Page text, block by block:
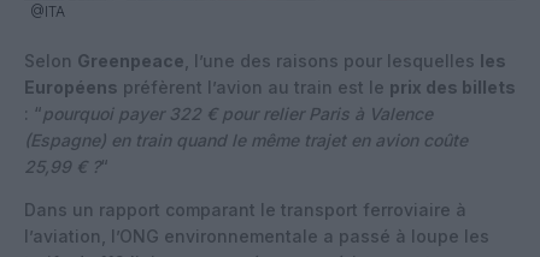
@ITA
Selon Greenpeace , l’une des raisons pour lesquelles les
Européens préfèrent l’avion au train est le prix des billets
: “pourquoi payer 322 € pour relier Paris à Valence
(Espagne) en train quand le même trajet en avion coûte
25,99 € ?“
Dans un rapport comparant le transport ferroviaire à
l’aviation, l’ONG environnementale a passé à loupe les